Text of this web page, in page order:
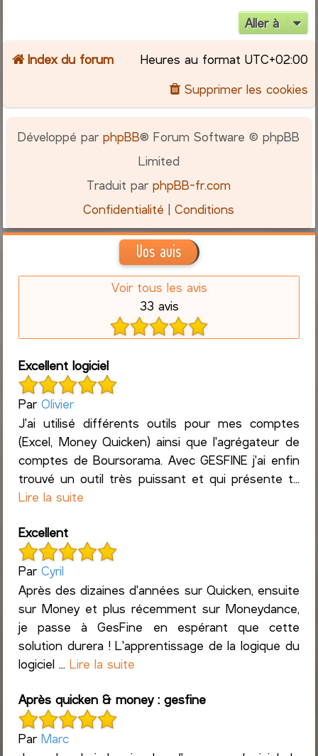
Aller à
Index du forum Heures au format UTC+02:00
Supprimer les cookies
Développé parphpBB® Forum Software © phpBB
Limited
Traduit parphpBB-fr.com
Confidentialité |Conditions
Vos avis
Voir tous les avis
33 avis
Excellent logiciel
ParOlivier
J'ai utilisé différents outils pour mes comptes
(Excel, Money Quicken) ainsi que l'agrégateur de
comptes de Boursorama. Avec GESFINE j'ai enfin
trouvé un outil très puissant et qui présente t...
Lire la suite
Excellent
ParCyril
Après des dizaines d'années sur Quicken, ensuite
sur Money et plus récemment sur Moneydance,
je passe à GesFine en espérant que cette
solution durera ! L'apprentissage de la logique du
logiciel ...Lire la suite
Après quicken & money : gesfine
ParMarc